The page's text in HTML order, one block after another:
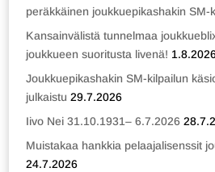
peräkkäinen joukkuepikashakin SM-
Kansainvälistä tunnelmaa
joukkueen suoritusta livenä!
Joukkuepikashakin SM-kilpailun
julkaistu 29.7.2026
Iivo Nei 31.10.1931– 6.7.2026
Muistakaa hankkia pelaajalisenssit
24.7.2026